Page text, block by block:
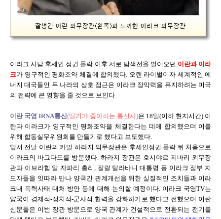
이라크 사담 후세인 정권 몰락 이후 서로 탐색전을 벌여오던 이란과 이라
크가 영구적인 평화조약 체결에 합의했다. 오랜 라이벌이자 세계적인 에
너지 대국들인 두 나라의 상호 접근은 이라크 장악력을 유지하려는 미국
의 전략에 큰 영향을 줄 것으로 보인다.
이란 국영 IRNA통신(딸기가 좋아하는 통신사)은 18일(이하 현지시간) 이
란과 이라크가 영구적인 평화조약을 체결한다는 데에 합의했으며 이를
위해 합동실무위원회를 만들기로 했다고 보도했다.
앞서 전날 이란의 카말 하라지 외무장관은 후세인정권 몰락 뒤 처음으로
이라크의 바그다드를 방문했다. 하라지 장관은 호시야르 지바리 외무장
관과 이브라힘 알 자파리 총리, 잘랄 탈라바니 대통령 등 이라크 정부 지
도자들을 잇따라 만나 양국간 관계개선을 위한 실질적인 조치들과 이라
크내 폭력사태 대처 방안 등에 대해 논의할 예정이다. 이라크 국영TV는
양국이 경제적-정치적-군사적 협력을 강화하기로 했다고 전했으며 이란
신문들은 이번 장관 방문으로 양국 관계가 건설적으로 전환되는 전기를